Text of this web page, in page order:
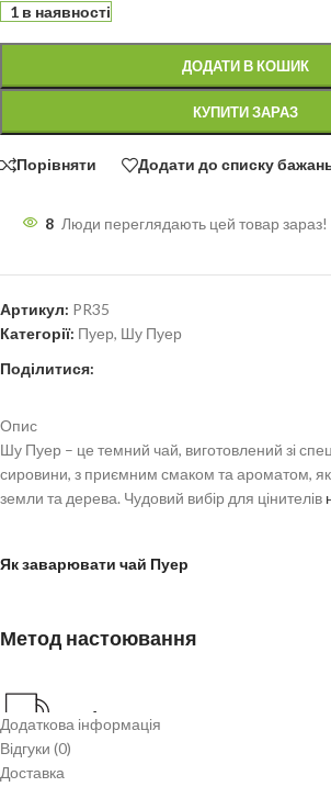
1 в наявності
ДОДАТИ В КОШИК
КУПИТИ ЗАРАЗ
Порівняти Додати до списку
8 Люди переглядають цей товар зараз!
Артикул: PR35
Категорії: Пуер, Шу Пуер
Поділитися:
Опис
Шу Пуер – це темний чай, виготовлений зі
сировини, з приємним смаком та ароматом,
земли та дерева. Чудовий вибір для цінителів
Як заварювати чай Пуер
Метод настоювання
10г / 1л
Додаткова інформація
Відгуки (0)
Доставка